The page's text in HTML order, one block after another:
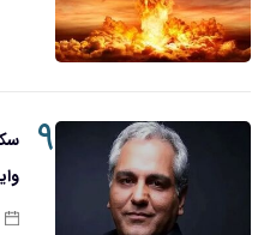
۹
سکانس «مخ‌زنی» مهران مدیری
وایرال شد/ ویدئو
۱۴۰۵/۰۵/۱۵ ۱۴:۵۳